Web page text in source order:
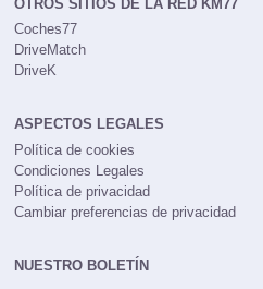
OTROS SITIOS DE LA RED KM77
Coches77
DriveMatch
DriveK
ASPECTOS LEGALES
Política de cookies
Condiciones Legales
Política de privacidad
Cambiar preferencias de privacidad
NUESTRO BOLETÍN